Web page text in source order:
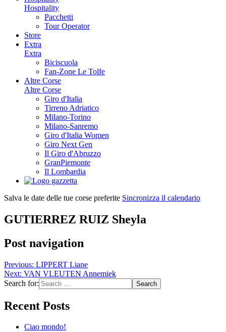
Hospitality
Pacchetti
Tour Operator
Store
Extra
Extra
Biciscuola
Fan-Zone Le Tolfe
Altre Corse
Altre Corse
Giro d'Italia
Tirreno Adriatico
Milano-Torino
Milano-Sanremo
Giro d'Italia Women
Giro Next Gen
Il Giro d'Abruzzo
GranPiemonte
Il Lombardia
Salva le date delle tue corse preferite Sincronizza il calendario
GUTIERREZ RUIZ Sheyla
Post navigation
Previous: LIPPERT Liane
Next: VAN VLEUTEN Annemiek
Search for:
Recent Posts
Ciao mondo!